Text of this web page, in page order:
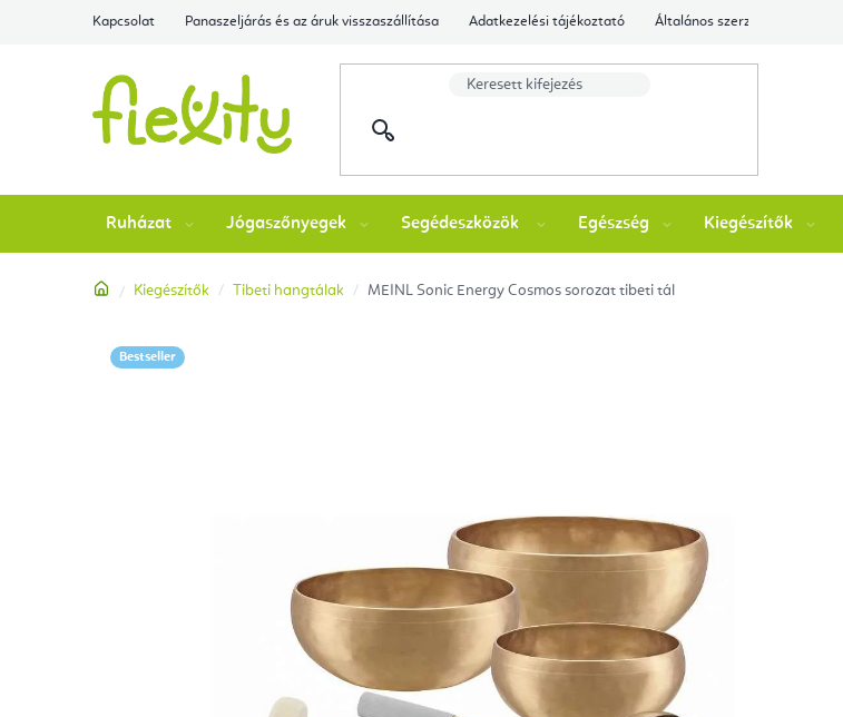
Kapcsolat Panaszeljárás és az áruk visszaszállítása Adatkezelési tájékoztató Általános szerződési feltételek
Ruházat Jógaszőnyegek Segédeszközök Egészség Kiegészítők
Kezdőlap
Kiegészítők Tibeti hangtálak MEINL Sonic Energy Cosmos sorozat tibeti tál
Bestseller